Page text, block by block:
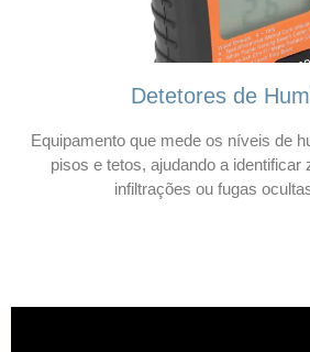
Detetores de
Equipamento que mede os níveis de
pisos e tetos, ajudando a identificar
infiltrações ou fugas